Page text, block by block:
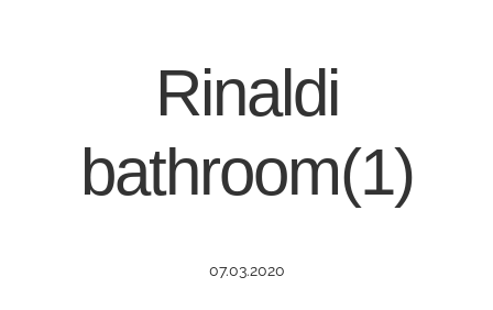
Rinaldi
bathroom(1)
07.03.2020